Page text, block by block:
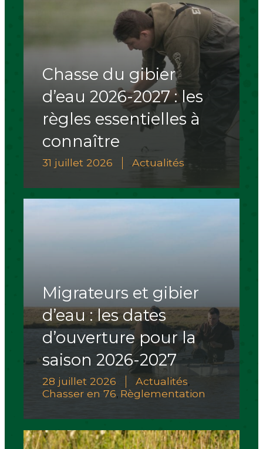
Chasse du gibier
d’eau 2026-2027 : les
règles essentielles à
connaître
31 juillet 2026 Actualités
Migrateurs et gibier
d’eau : les dates
d’ouverture pour la
saison 2026-2027
28 juillet 2026 Actualités,
Chasser en 76, Règlementation